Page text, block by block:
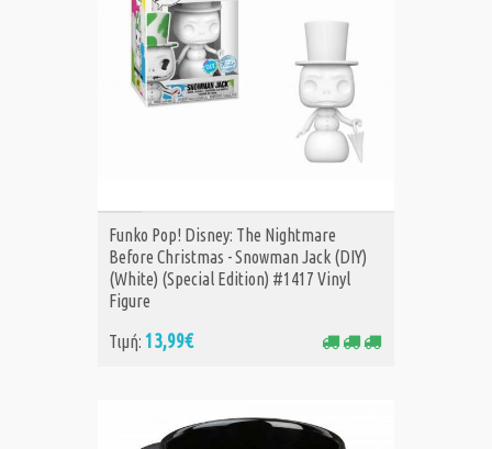
ΑΓΟΡΑ
Funko Pop! Disney: The Nightmare
Before Christmas - Snowman Jack (DIY)
(White) (Special Edition) #1417 Vinyl
Figure
Τιμή: 13,99€